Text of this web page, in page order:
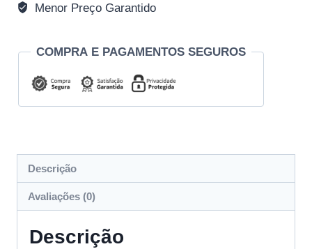
Menor Preço Garantido
COMPRA E PAGAMENTOS SEGUROS
Descrição
Avaliações (0)
Descrição